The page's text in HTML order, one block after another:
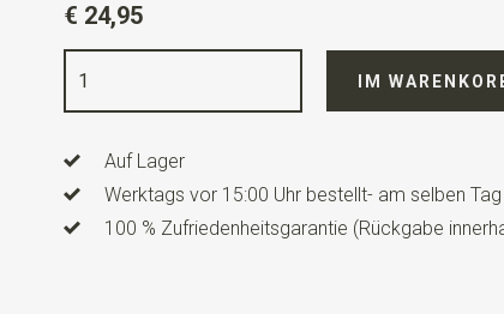
Farbe
Qualität
Länge6 cm
€ 24,95
IM
Auf Lager
Werktags vor 15:00 Uhr bestellt- am selben
100 % Zufriedenheitsgarantie (Rückgabe